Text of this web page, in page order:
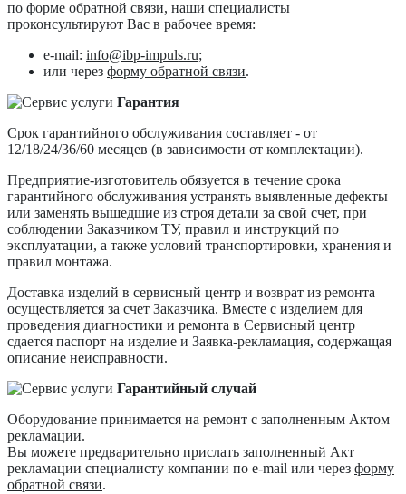
по форме обратной связи, наши специалисты
проконсультируют Вас в рабочее время:
e-mail: info@ibp-impuls.ru;
или через форму обратной связи.
Гарантия
Срок гарантийного обслуживания составляет - от
12/18/24/36/60 месяцев (в зависимости от комплектации).
Предприятие-изготовитель обязуется в течение срока
гарантийного обслуживания устранять выявленные дефекты
или заменять вышедшие из строя детали за свой счет, при
соблюдении Заказчиком ТУ, правил и инструкций по
эксплуатации, а также условий транспортировки, хранения и
правил монтажа.
Доставка изделий в сервисный центр и возврат из ремонта
осуществляется за счет Заказчика. Вместе с изделием для
проведения диагностики и ремонта в Сервисный центр
сдается паспорт на изделие и Заявка-рекламация, содержащая
описание неисправности.
Гарантийный случай
Оборудование принимается на ремонт с заполненным Актом
рекламации.
Вы можете предварительно прислать заполненный Акт
рекламации специалисту компании по e-mail или через форму
обратной связи.